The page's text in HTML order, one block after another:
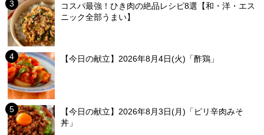
コスパ最強！ひき肉の絶品レシピ8選【和・洋・エス
ニック全部うまい】
【今日の献立】2026年8月4日(火)「酢鶏」
【今日の献立】2026年8月3日(月)「ピリ辛肉みそ
丼」